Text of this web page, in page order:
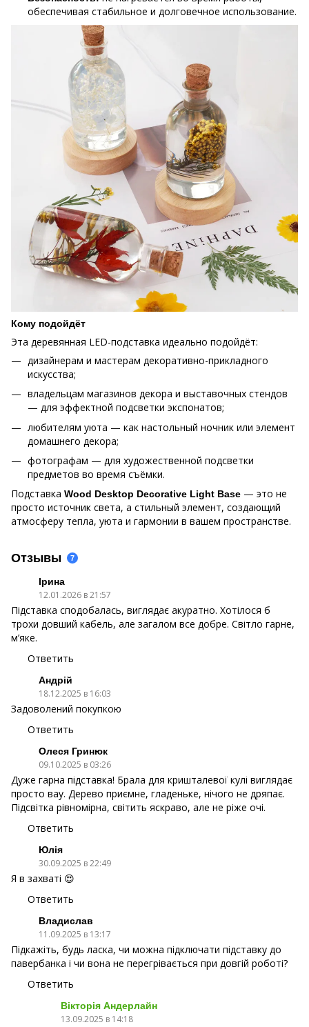
обеспечивая стабильное и долговечное использование.
Кому подойдёт
Эта деревянная LED-подставка идеально подойдёт:
дизайнерам и мастерам декоративно-прикладного
искусства;
владельцам магазинов декора и выставочных стендов
— для эффектной подсветки экспонатов;
любителям уюта — как настольный ночник или элемент
домашнего декора;
фотографам — для художественной подсветки
предметов во время съёмки.
Подставка Wood Desktop Decorative Light Base — это не
просто источник света, а стильный элемент, создающий
атмосферу тепла, уюта и гармонии в вашем пространстве.
Отзывы 7
Ірина
12.01.2026 в 21:57
Підставка сподобалась, виглядає акуратно. Хотілося б
трохи довший кабель, але загалом все добре. Світло гарне,
м’яке.
Ответить
Андрій
18.12.2025 в 16:03
Задоволений покупкою
Ответить
Олеся Гринюк
09.10.2025 в 03:26
Дуже гарна підставка! Брала для кришталевої кулі виглядає
просто вау. Дерево приємне, гладеньке, нічого не дряпає.
Підсвітка рівномірна, світить яскраво, але не ріже очі.
Ответить
Юлія
30.09.2025 в 22:49
Я в захваті 😍
Ответить
Владислав
11.09.2025 в 13:17
Підкажіть, будь ласка, чи можна підключати підставку до
павербанка і чи вона не перегрівається при довгій роботі?
Ответить
Вікторія Андерлайн
13.09.2025 в 14:18